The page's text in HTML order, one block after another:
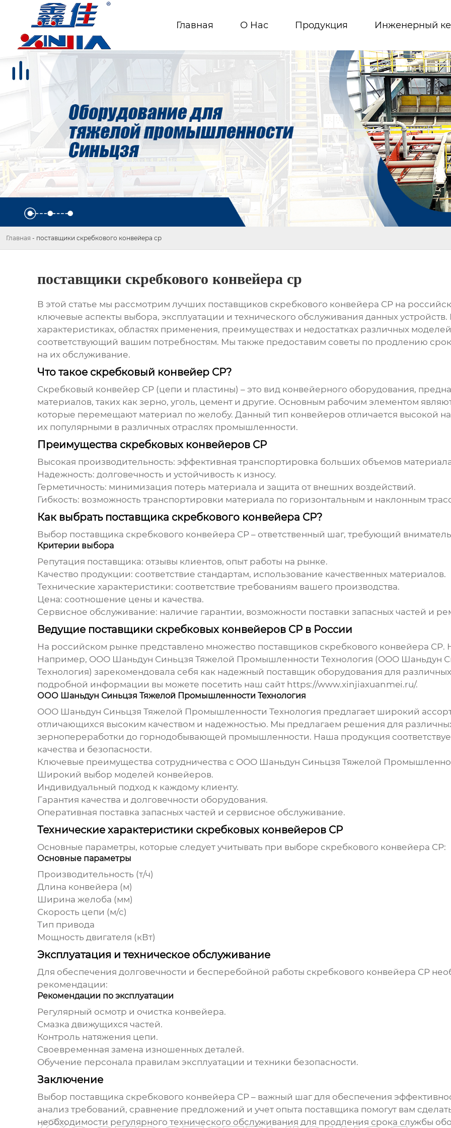
Главная О Hас Продукция Инженерный
Главная - поставщики скребкового конвейера cp
поставщики скребкового конвейера cp
В этой статье мы рассмотрим лучших поставщиков скребкового конвейера CPна
ключевые аспекты выбора, эксплуатации и технического обслуживания данных устройств.
характеристиках, областях применения, преимуществах и недостатках различных
соответствующий вашим потребностям. Мы также предоставим советы по продлению
на их обслуживание.
Что такое скребковый конвейер CP?
Скребковый конвейер CP (цепи и пластины) – это вид конвейерного оборудования,
материалов, таких как зерно, уголь, цемент и другие. Основным рабочим элементом
которые перемещают материал по желобу. Данный тип конвейеров отличается высокой
их популярными в различных отраслях промышленности.
Преимущества скребковых конвейеров CP
Высокая производительность: эффективная транспортировка больших объемов
Надежность: долговечность и устойчивость к износу.
Герметичность: минимизация потерь материала и защита от внешних воздействий.
Гибкость: возможность транспортировки материала по горизонтальным и наклонным
Как выбрать поставщика скребкового конвейера CP?
Выбор поставщика скребкового конвейера CP– ответственный шаг, требующий
Критерии выбора
Репутация поставщика: отзывы клиентов, опыт работы на рынке.
Качество продукции: соответствие стандартам, использование качественных материалов.
Технические характеристики: соответствие требованиям вашего производства.
Цена: соотношение цены и качества.
Сервисное обслуживание: наличие гарантии, возможности поставки запасных частей и
Ведущие поставщики скребковых конвейеров CP в России
На российском рынке представлено множество поставщиков скребкового конвейера CP.
Например, ООО Шаньдун Синьцзя Тяжелой Промышленности Технология (ООО Шаньдун
Технология) зарекомендовала себя как надежный поставщик оборудования для
подробной информации вы можете посетить наш сайт https://www.xinjiaxuanmei.ru/.
ООО Шаньдун Синьцзя Тяжелой Промышленности Технология
ООО Шаньдун Синьцзя Тяжелой Промышленности Технология предлагает широкий
отличающихся высоким качеством и надежностью. Мы предлагаем решения для
зернопереработки до горнодобывающей промышленности. Наша продукция
качества и безопасности.
Ключевые преимущества сотрудничества с ООО Шаньдун Синьцзя Тяжелой
Широкий выбор моделей конвейеров.
Индивидуальный подход к каждому клиенту.
Гарантия качества и долговечности оборудования.
Оперативная поставка запасных частей и сервисное обслуживание.
Технические характеристики скребковых конвейеров CP
Основные параметры, которые следует учитывать при выборе скребкового конвейера CP:
Основные параметры
Производительность (т/ч)
Длина конвейера (м)
Ширина желоба (мм)
Скорость цепи (м/с)
Тип привода
Мощность двигателя (кВт)
Эксплуатация и техническое обслуживание
Для обеспечения долговечности и бесперебойной работы скребкового конвейера CP
рекомендации:
Рекомендации по эксплуатации
Регулярный осмотр и очистка конвейера.
Смазка движущихся частей.
Контроль натяжения цепи.
Своевременная замена изношенных деталей.
Обучение персонала правилам эксплуатации и техники безопасности.
Заключение
Выбор поставщика скребкового конвейера CP– важный шаг для обеспечения
анализ требований, сравнение предложений и учет опыта поставщика помогут вам
необходимости регулярного технического обслуживания для продления срока службы